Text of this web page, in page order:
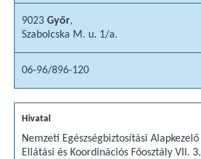
9023 Győr,
Szabolcska M. u. 1/a.
06-96/896-120
Nemzeti Egészségbiztosítási Alapkezelő
Ellátási és Koordinációs Főosztály VII. 3.